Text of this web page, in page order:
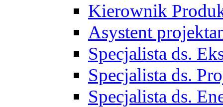
Kierownik
Asystent
Specjalista ds.
Specjalista ds.
Specjalista ds.